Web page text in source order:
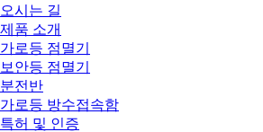
오시는 길
제품 소개
가로등 점멸기
보안등 점멸기
분전반
가로등 방수접속함
특허 및 인증